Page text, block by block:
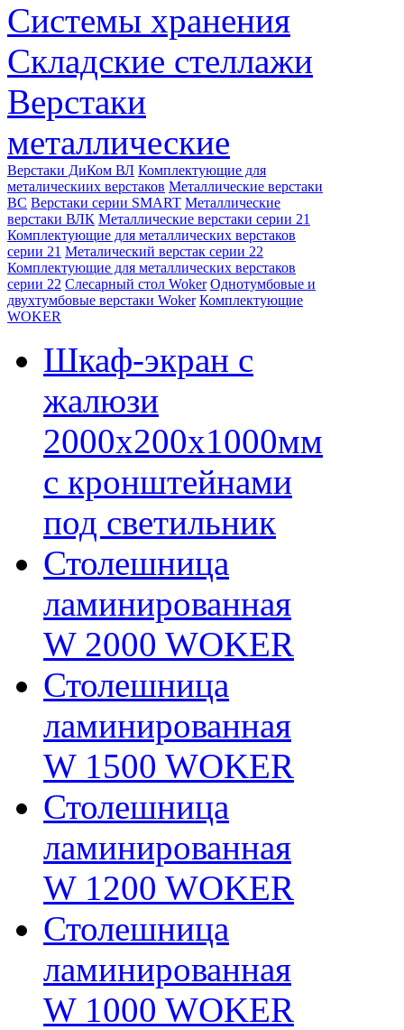
Системы хранения
Складские стеллажи
Верстаки
металлические
Верстаки ДиКом ВЛ Комплектующие для
металическиих верстаков Металлические верстаки
ВС Верстаки серии SMART Металлические
верстаки ВЛК Металлические верстаки серии 21
Комплектующие для металлических верстаков
серии 21 Металический верстак серии 22
Комплектующие для металлических верстаков
серии 22 Слесарный стол Woker Однотумбовые и
двухтумбовые верстаки Woker Комплектующие
WOKER
Шкаф-экран с
жалюзи
2000х200х1000мм
с кронштейнами
под светильник
Столешница
ламинированная
W 2000 WOKER
Столешница
ламинированная
W 1500 WOKER
Столешница
ламинированная
W 1200 WOKER
Столешница
ламинированная
W 1000 WOKER